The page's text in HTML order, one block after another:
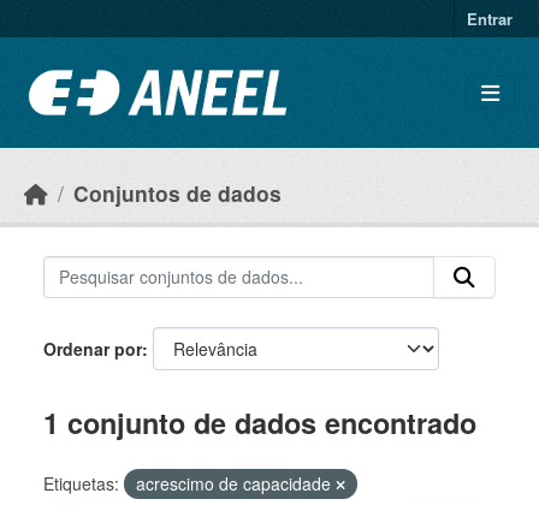
Entrar
Conjuntos de dados
Ordenar por
1 conjunto de dados encontrado
Etiquetas:
acrescimo de capacidade